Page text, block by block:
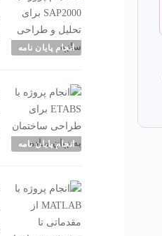
انجام پایان نامه
انجام پایان نامه